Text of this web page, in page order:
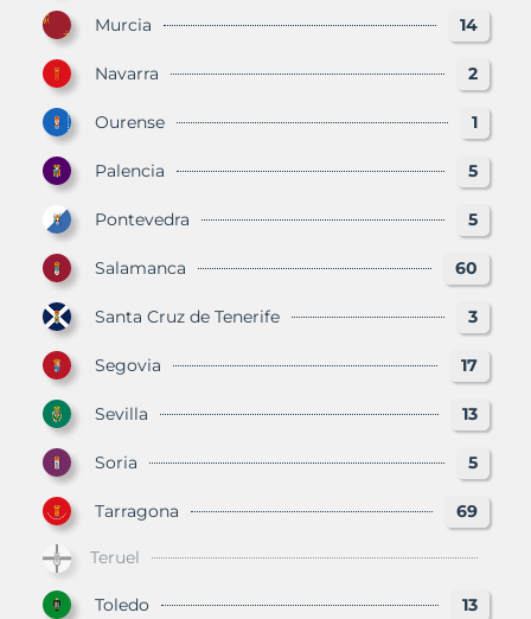
Murcia 14
Navarra 2
Ourense 1
Palencia 5
Pontevedra 5
Salamanca 60
Santa Cruz de Tenerife 3
Segovia 17
Sevilla 13
Soria 5
Tarragona 69
Teruel
Toledo 13